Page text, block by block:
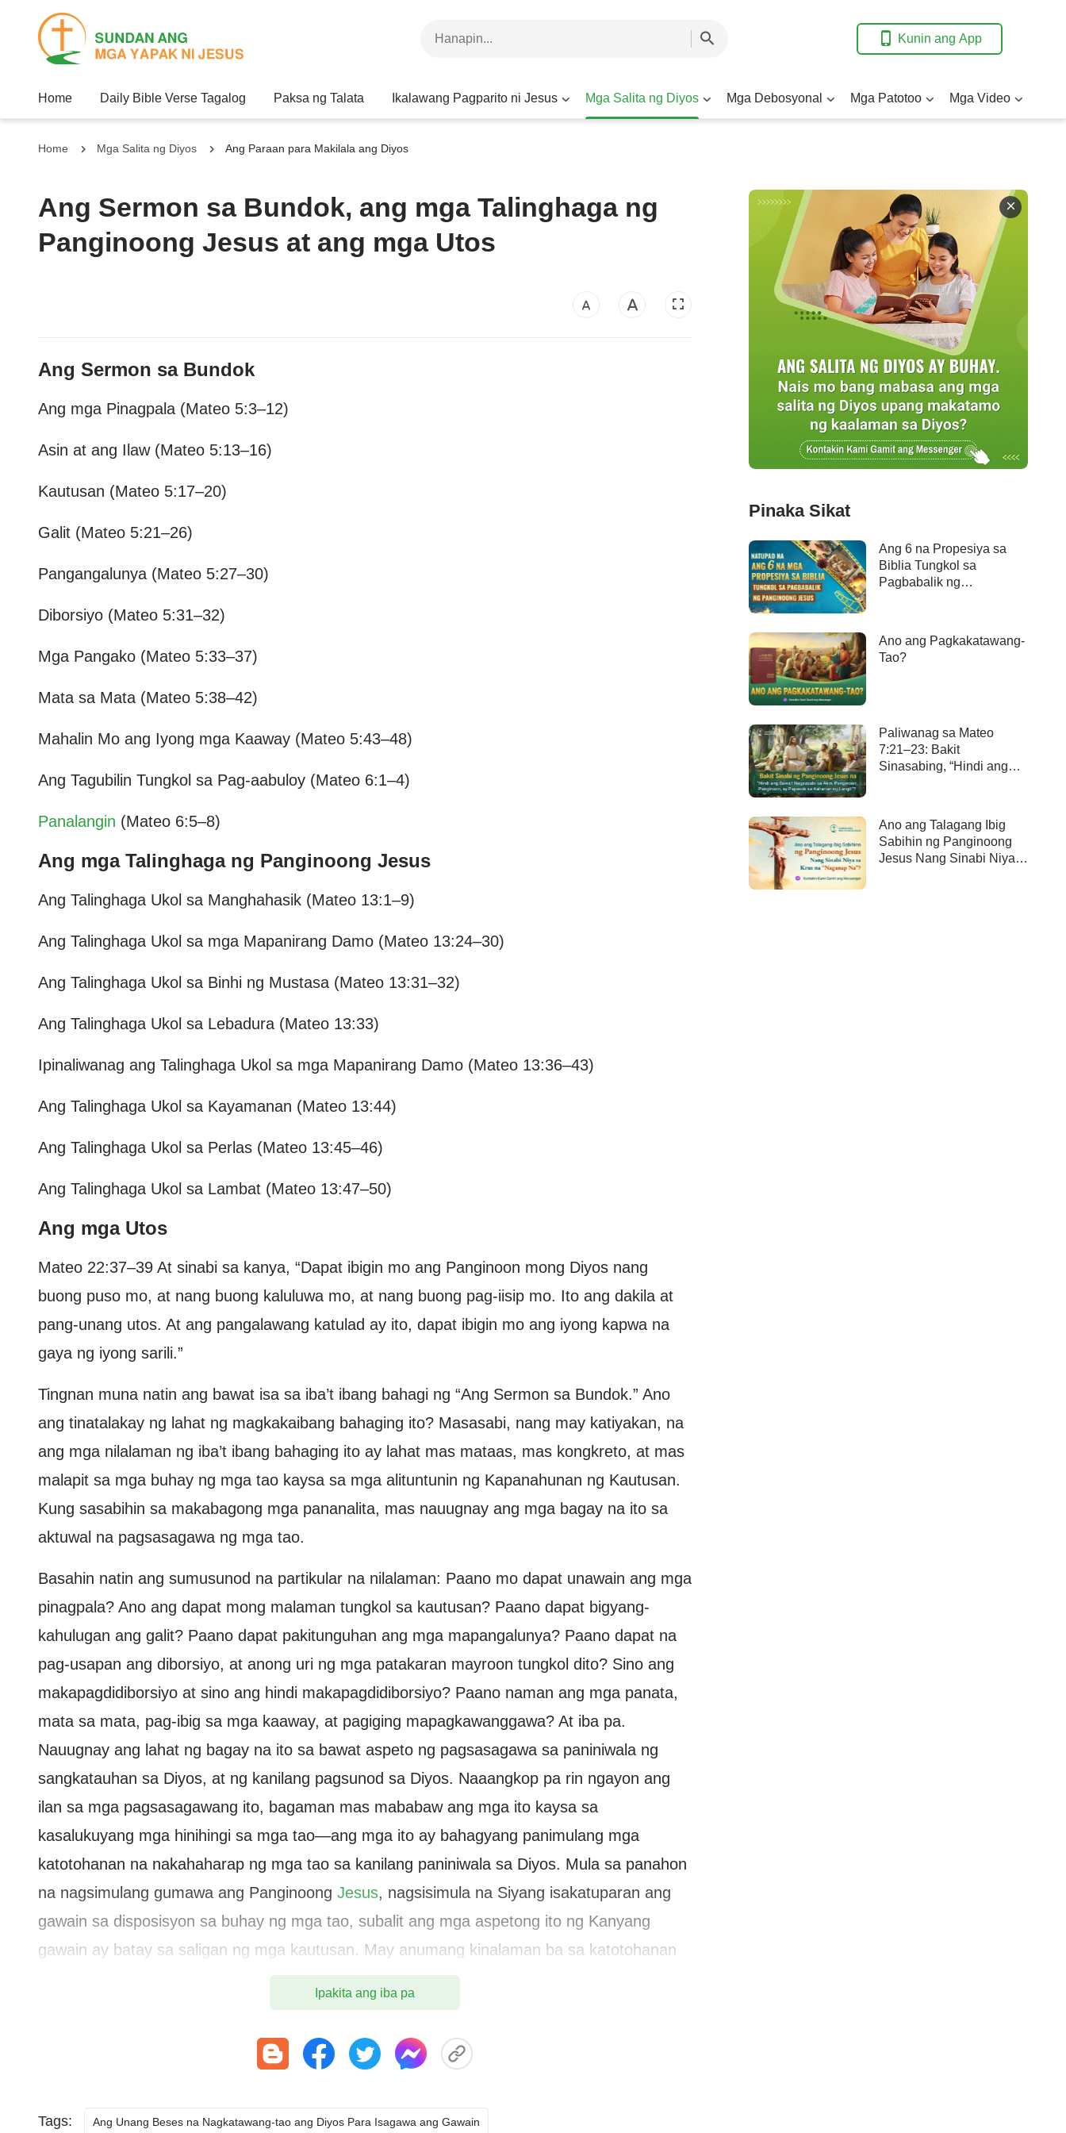
Kunin ang App
Home Daily Bible Verse Tagalog Paksa ng Talata Ikalawang Pagparito ni Jesus Mga Salita ng Diyos Mga Debosyonal Mga Patotoo Mga Video
Home Mga Salita ng Diyos Ang Paraan para Makilala ang Diyos
Ang Sermon sa Bundok, ang mga Talinghaga ng
Panginoong Jesus at ang mga Utos
Ang Sermon sa Bundok
Ang mga Pinagpala (Mateo 5:3–12)
Asin at ang Ilaw (Mateo 5:13–16)
Kautusan (Mateo 5:17–20)
Galit (Mateo 5:21–26)
Pangangalunya (Mateo 5:27–30)
Diborsiyo (Mateo 5:31–32)
Mga Pangako (Mateo 5:33–37)
Mata sa Mata (Mateo 5:38–42)
Mahalin Mo ang Iyong mga Kaaway (Mateo 5:43–48)
Ang Tagubilin Tungkol sa Pag-aabuloy (Mateo 6:1–4)
Panalangin (Mateo 6:5–8)
Ang mga Talinghaga ng Panginoong Jesus
Ang Talinghaga Ukol sa Manghahasik (Mateo 13:1–9)
Ang Talinghaga Ukol sa mga Mapanirang Damo (Mateo 13:24–30)
Ang Talinghaga Ukol sa Binhi ng Mustasa (Mateo 13:31–32)
Ang Talinghaga Ukol sa Lebadura (Mateo 13:33)
Ipinaliwanag ang Talinghaga Ukol sa mga Mapanirang Damo (Mateo 13:36–43)
Ang Talinghaga Ukol sa Kayamanan (Mateo 13:44)
Ang Talinghaga Ukol sa Perlas (Mateo 13:45–46)
Ang Talinghaga Ukol sa Lambat (Mateo 13:47–50)
Ang mga Utos
Mateo 22:37–39 At sinabi sa kanya, “Dapat ibigin mo ang Panginoon mong Diyos nang
buong puso mo, at nang buong kaluluwa mo, at nang buong pag-iisip mo. Ito ang dakila at
pang-unang utos. At ang pangalawang katulad ay ito, dapat ibigin mo ang iyong kapwa na
gaya ng iyong sarili.”
Tingnan muna natin ang bawat isa sa iba’t ibang bahagi ng “Ang Sermon sa Bundok.” Ano
ang tinatalakay ng lahat ng magkakaibang bahaging ito? Masasabi, nang may katiyakan, na
ang mga nilalaman ng iba’t ibang bahaging ito ay lahat mas mataas, mas kongkreto, at mas
malapit sa mga buhay ng mga tao kaysa sa mga alituntunin ng Kapanahunan ng Kautusan.
Kung sasabihin sa makabagong mga pananalita, mas nauugnay ang mga bagay na ito sa
aktuwal na pagsasagawa ng mga tao.
Basahin natin ang sumusunod na partikular na nilalaman: Paano mo dapat unawain ang mga
pinagpala? Ano ang dapat mong malaman tungkol sa kautusan? Paano dapat bigyang-
kahulugan ang galit? Paano dapat pakitunguhan ang mga mapangalunya? Paano dapat na
pag-usapan ang diborsiyo, at anong uri ng mga patakaran mayroon tungkol dito? Sino ang
makapagdidiborsiyo at sino ang hindi makapagdidiborsiyo? Paano naman ang mga panata,
mata sa mata, pag-ibig sa mga kaaway, at pagiging mapagkawanggawa? At iba pa.
Nauugnay ang lahat ng bagay na ito sa bawat aspeto ng pagsasagawa sa paniniwala ng
sangkatauhan sa Diyos, at ng kanilang pagsunod sa Diyos. Naaangkop pa rin ngayon ang
ilan sa mga pagsasagawang ito, bagaman mas mababaw ang mga ito kaysa sa
kasalukuyang mga hinihingi sa mga tao—ang mga ito ay bahagyang panimulang mga
katotohanan na nakahaharap ng mga tao sa kanilang paniniwala sa Diyos. Mula sa panahon
na nagsimulang gumawa ang Panginoong Jesus, nagsisimula na Siyang isakatuparan ang
gawain sa disposisyon sa buhay ng mga tao, subalit ang mga aspetong ito ng Kanyang
gawain ay batay sa saligan ng mga kautusan. May anumang kinalaman ba sa katotohanan
ang mga patakaran at mga paraan ng pagsasalita tungkol sa mga paksang ito? Siyempre
mayroon! Ang lahat ng nakaraang mga alituntunin at mga prinsipyo, gayundin ang mga
sermong ito sa Kapanahunan ng Biyaya, ay nauugnay sa disposisyon ng Diyos at sa kung
ano ang mayroon at kung ano Siya, at siyempre pa, sa katotohanan. Anuman ang
Niya, ang mga bagay na Kanyang ipinahahayag ay lahat may saligan, pinagmulan, at
Ipakita ang iba pa
Tags: Ang Unang Beses na Nagkatawang-tao ang Diyos Para Isagawa ang Gawain
Pinaka Sikat
Ang 6 na Propesiya sa
Biblia Tungkol sa
Pagbabalik ng
Ano ang Pagkakatawang-
Tao?
Paliwanag sa Mateo
7:21–23: Bakit
Sinasabing, “Hindi ang
ng langit”?
Ano ang Talagang Ibig
Sabihin ng Panginoong
Jesus Nang Sinabi Niya